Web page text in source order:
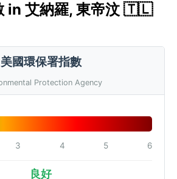
in 艾納羅, 東帝汶 🇹🇱
美國環保署指數
Protection Agency
3 4 5 6
良好